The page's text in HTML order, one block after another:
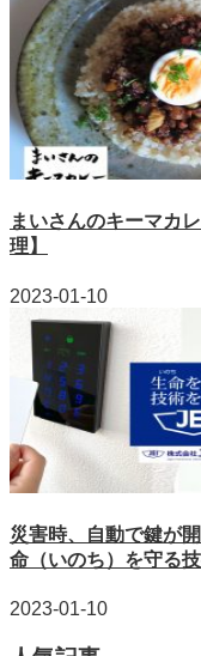
まいさんのキーマカ
理】
2023-01-10
災害時、自動で鍵が
命（いのち）を守る
2023-01-10